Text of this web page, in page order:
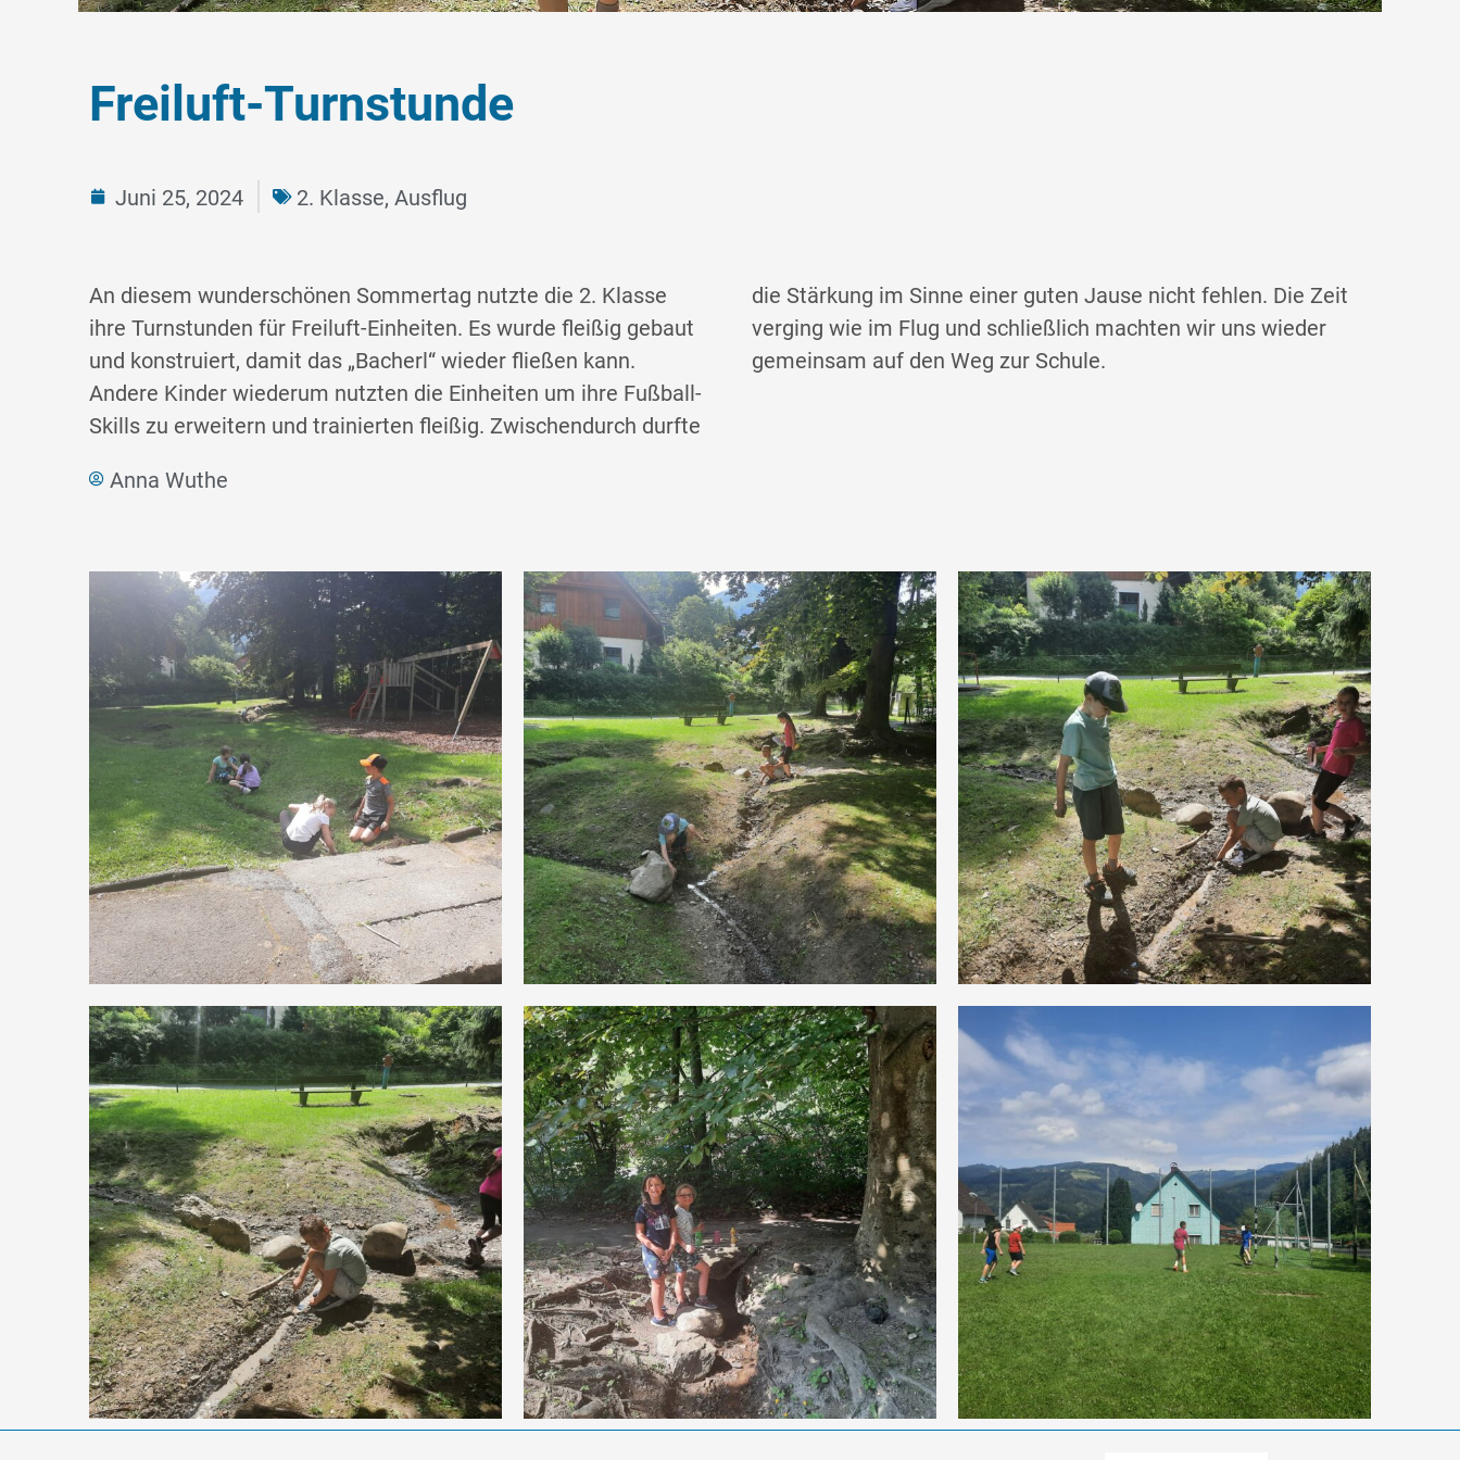
Freiluft-Turnstunde
Juni 25, 2024 2. Klasse, Ausflug
An diesem wunderschönen Sommertag nutzte die 2. Klasse
ihre Turnstunden für Freiluft-Einheiten. Es wurde fleißig gebaut
und konstruiert, damit das „Bacherl“ wieder fließen kann.
Andere Kinder wiederum nutzten die Einheiten um ihre Fußball-
Skills zu erweitern und trainierten fleißig. Zwischendurch durfte
die Stärkung im Sinne einer guten Jause nicht fehlen. Die Zeit
verging wie im Flug und schließlich machten wir uns wieder
gemeinsam auf den Weg zur Schule.
Anna Wuthe